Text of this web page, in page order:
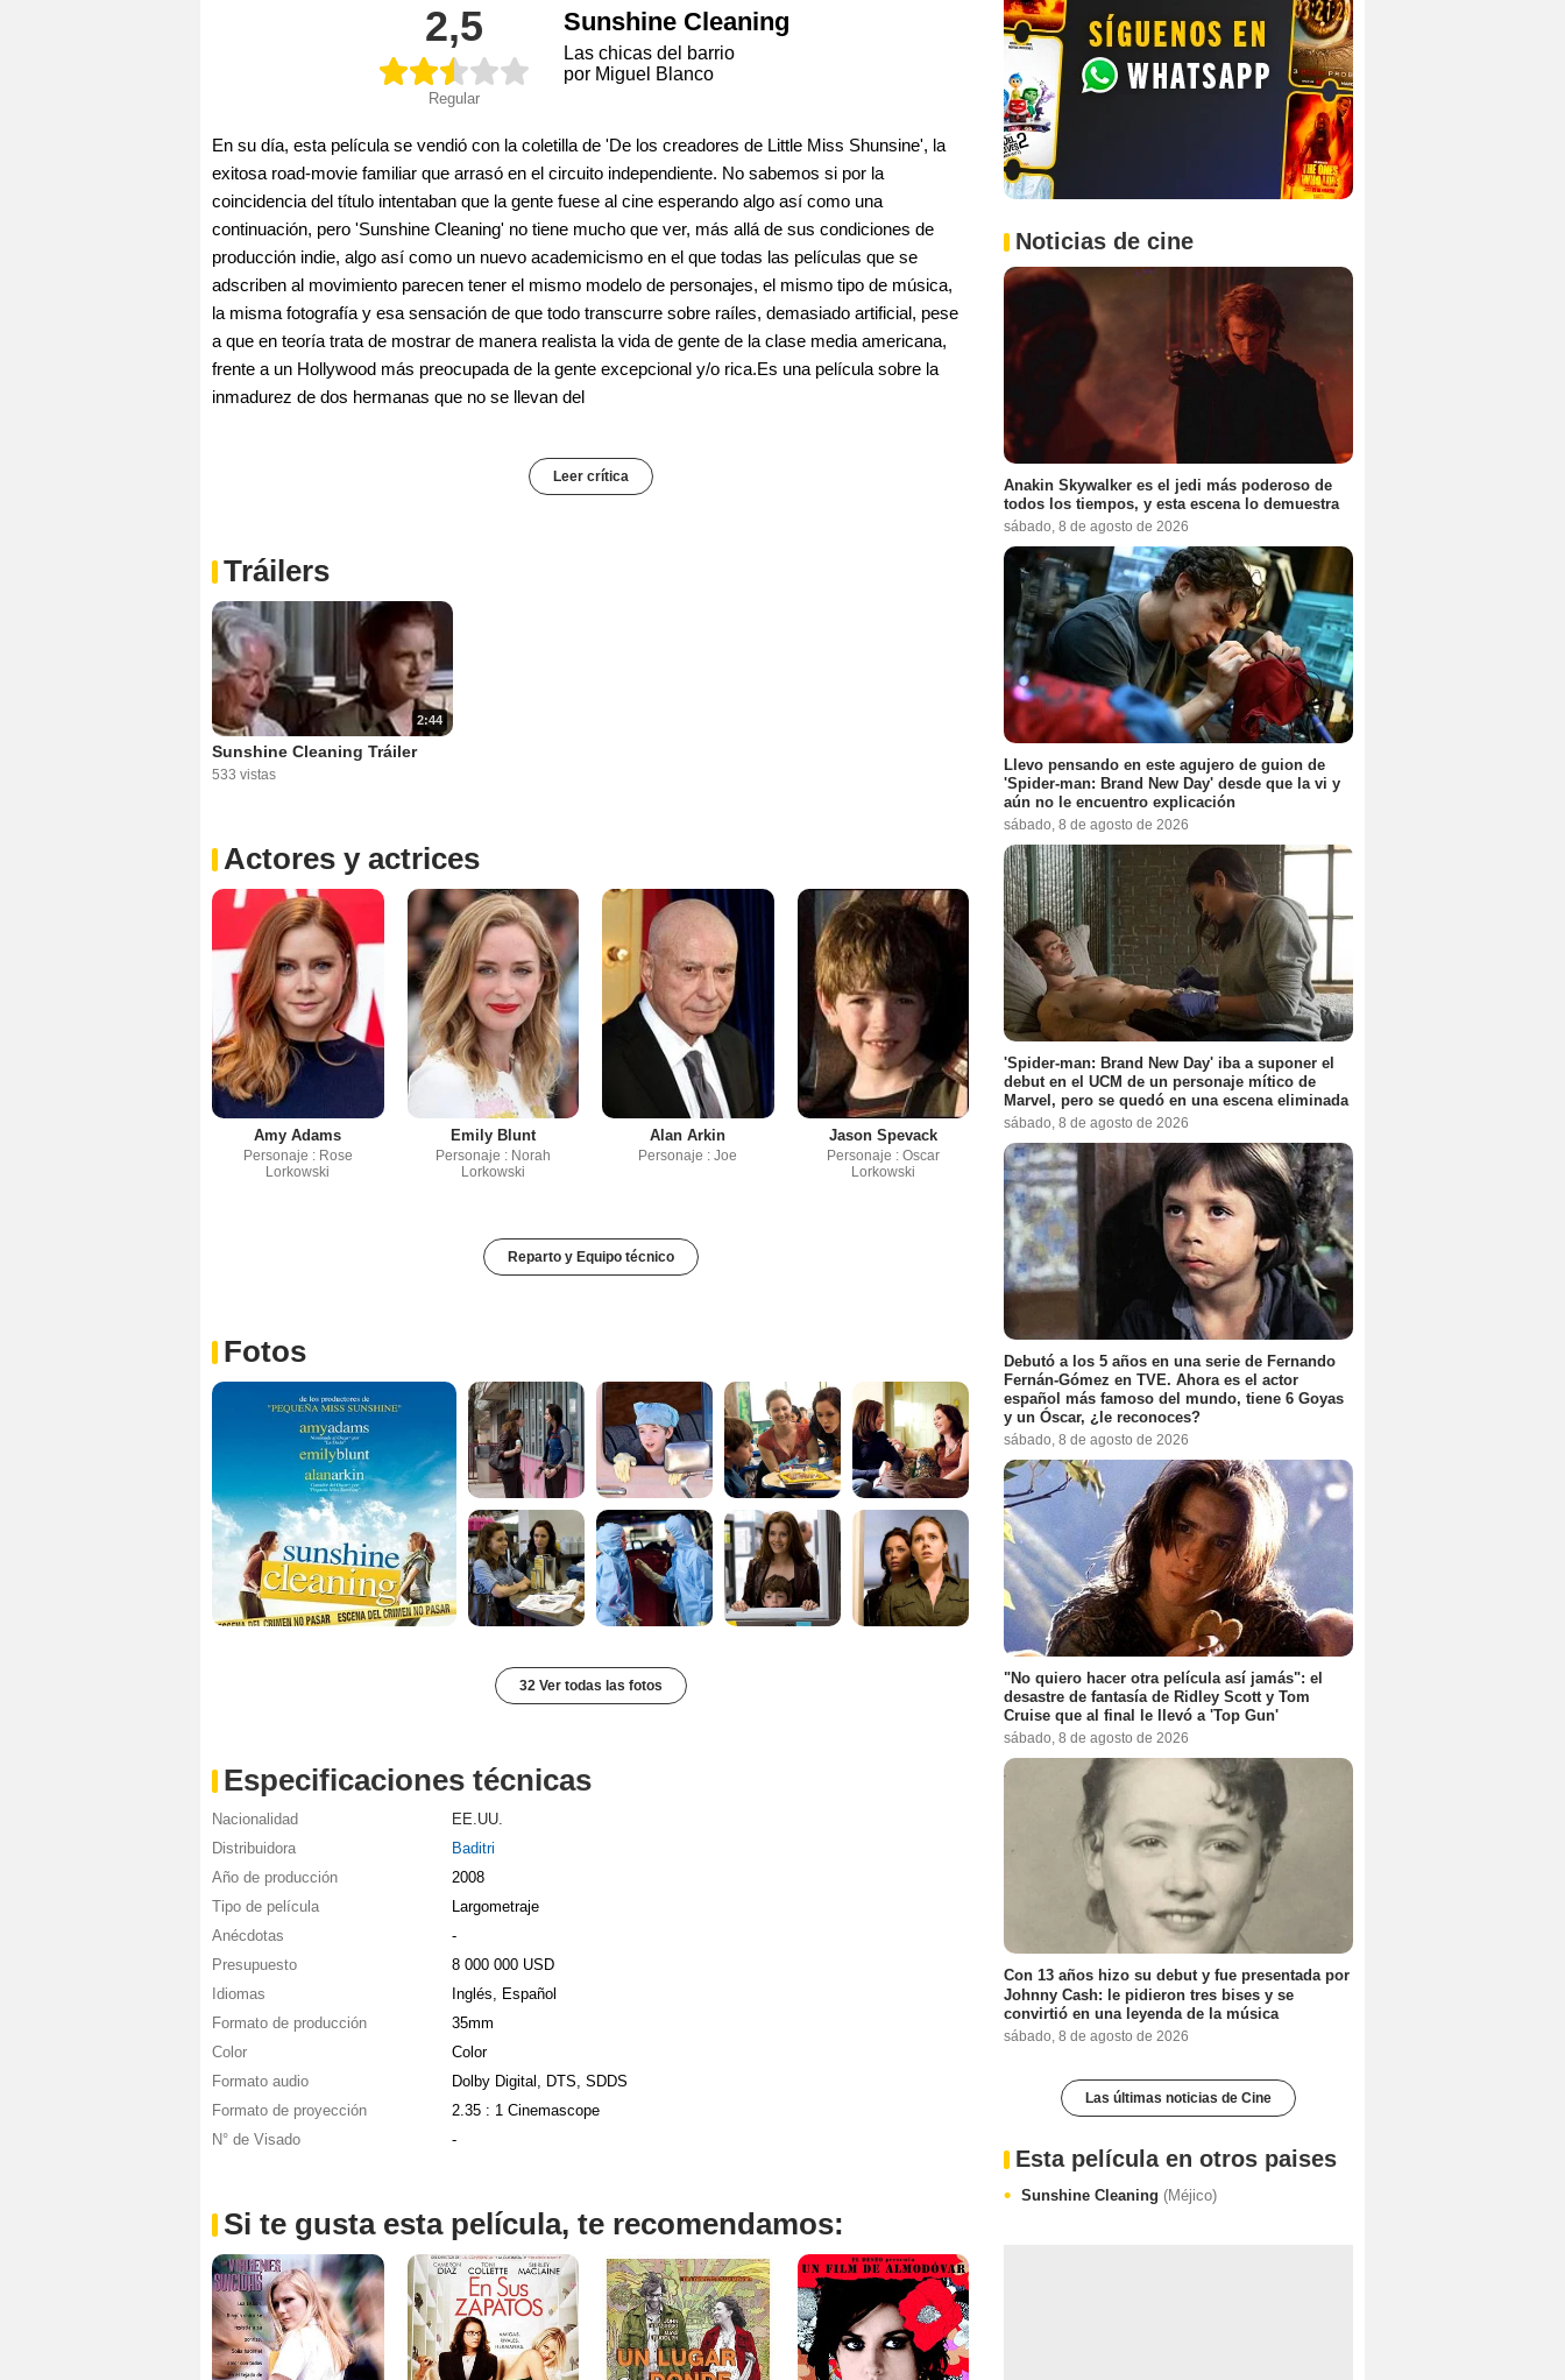
2,5
Regular
Sunshine Cleaning
Las chicas del barrio
por Miguel Blanco
En su día, esta película se vendió con la coletilla de 'De los creadores de Little Miss Shunsine', la
exitosa road-movie familiar que arrasó en el circuito independiente. No sabemos si por la
coincidencia del título intentaban que la gente fuese al cine esperando algo así como una
continuación, pero 'Sunshine Cleaning' no tiene mucho que ver, más allá de sus condiciones de
producción indie, algo así como un nuevo academicismo en el que todas las películas que se
adscriben al movimiento parecen tener el mismo modelo de personajes, el mismo tipo de música,
la misma fotografía y esa sensación de que todo transcurre sobre raíles, demasiado artificial, pese
a que en teoría trata de mostrar de manera realista la vida de gente de la clase media americana,
frente a un Hollywood más preocupada de la gente excepcional y/o rica.Es una película sobre la
inmadurez de dos hermanas que no se llevan del
Leer crítica
Tráilers
2:44
Sunshine Cleaning Tráiler
533 vistas
Actores y actrices
Amy Adams
Personaje : Rose
Lorkowski
Emily Blunt
Personaje : Norah
Lorkowski
Alan Arkin
Personaje : Joe
Jason Spevack
Personaje : Oscar
Lorkowski
Reparto y Equipo técnico
Fotos
32 Ver todas las fotos
Especificaciones técnicas
Nacionalidad
EE.UU.
Distribuidora
Baditri
Año de producción
2008
Tipo de película
Largometraje
Anécdotas
-
Presupuesto
8 000 000 USD
Idiomas
Inglés, Español
Formato de producción
35mm
Color
Color
Formato audio
Dolby Digital, DTS, SDDS
Formato de proyección
2.35 : 1 Cinemascope
N° de Visado
-
Si te gusta esta película, te recomendamos:
Noticias de cine
Anakin Skywalker es el jedi más poderoso de
todos los tiempos, y esta escena lo demuestra
sábado, 8 de agosto de 2026
Llevo pensando en este agujero de guion de
'Spider-man: Brand New Day' desde que la vi y
aún no le encuentro explicación
sábado, 8 de agosto de 2026
'Spider-man: Brand New Day' iba a suponer el
debut en el UCM de un personaje mítico de
Marvel, pero se quedó en una escena eliminada
sábado, 8 de agosto de 2026
Debutó a los 5 años en una serie de Fernando
Fernán-Gómez en TVE. Ahora es el actor
español más famoso del mundo, tiene 6 Goyas
y un Óscar, ¿le reconoces?
sábado, 8 de agosto de 2026
"No quiero hacer otra película así jamás": el
desastre de fantasía de Ridley Scott y Tom
Cruise que al final le llevó a 'Top Gun'
sábado, 8 de agosto de 2026
Con 13 años hizo su debut y fue presentada por
Johnny Cash: le pidieron tres bises y se
convirtió en una leyenda de la música
sábado, 8 de agosto de 2026
Las últimas noticias de Cine
Esta película en otros paises
Sunshine Cleaning (Méjico)